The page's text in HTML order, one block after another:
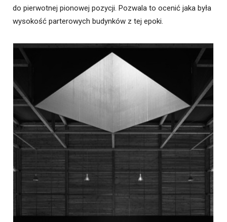
do pierwotnej pionowej pozycji. Pozwala to ocenić jaka była
wysokość parterowych budynków z tej epoki.